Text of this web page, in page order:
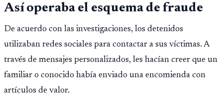
fallido con la administración anterior del Ministerio
Público.
Así operaba el esquema de fraude
De acuerdo con las investigaciones, los detenidos
utilizaban redes sociales para contactar a sus víctimas. A
través de mensajes personalizados, les hacían creer que un
familiar o conocido había enviado una encomienda con
artículos de valor.